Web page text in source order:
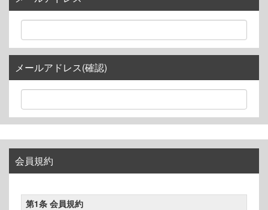
メールアドレス(確認)
会員規約
第1条 会員規約